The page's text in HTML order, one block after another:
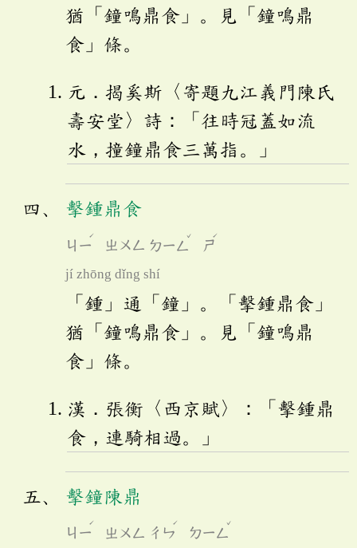
猶「鐘鳴鼎食」。見「鐘鳴鼎
食」條。
元．揭奚斯〈寄題九江義門陳氏
壽安堂〉詩：「往時冠蓋如流
水，撞鐘鼎食三萬指。」
擊鍾鼎食
ㄐㄧ
ˊ
ㄓㄨㄥ ㄉㄧㄥ
ˇ
ㄕ
ˊ
jí zhōng dǐng shí
「鍾」通「鐘」。「擊鍾鼎食」
猶「鐘鳴鼎食」。見「鐘鳴鼎
食」條。
漢．張衡〈西京賦〉：「擊鍾鼎
食，連騎相過。」
擊鐘陳鼎
ㄐㄧ
ˊ
ㄓㄨㄥ ㄔㄣ
ˊ
ㄉㄧㄥ
ˇ